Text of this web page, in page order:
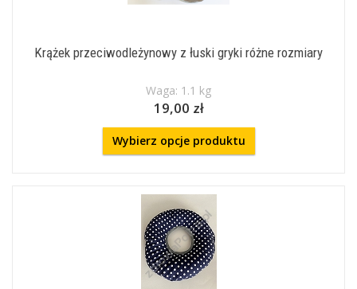
Krążek przeciwodleżynowy z łuski gryki różne rozmiary
Waga: 1.1 kg
19,00 zł
Wybierz opcje produktu